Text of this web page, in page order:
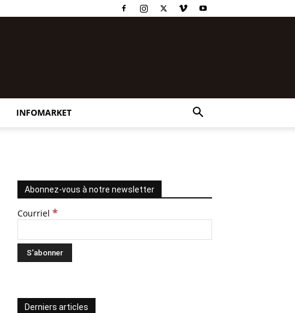
INFOMARKET
Abonnez-vous à notre newsletter
Courriel *
Derniers articles